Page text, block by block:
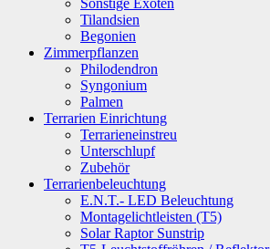
Tilandsien
Begonien
Zimmerpflanzen
Philodendron
Syngonium
Palmen
Terrarien Einrichtung
Terrarieneinstreu
Unterschlupf
Zubehör
Terrarienbeleuchtung
E.N.T.- LED Beleuchtung
Montagelichtleisten (T5)
Solar Raptor Sunstrip